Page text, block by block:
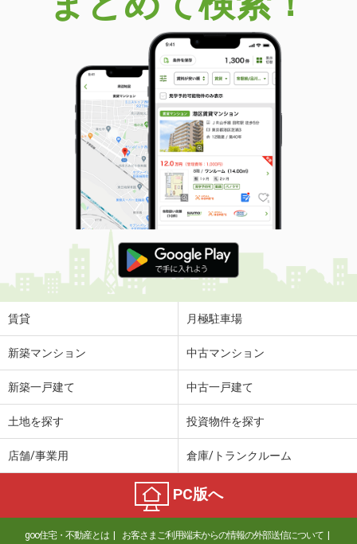
賃貸 月極駐車場
新築マンション 中古マンション
新築一戸建て 中古一戸建て
土地を探す 投資物件を探す
店舗/事業用 倉庫/トランクルーム
PC版へ
goo住宅・不動産とは お客さまご利用端末からの情報の外部送信について